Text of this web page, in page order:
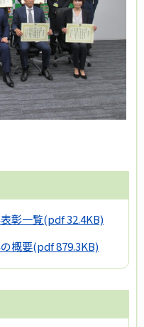
彰一覧(pdf 32.4KB)
概要(pdf 879.3KB)